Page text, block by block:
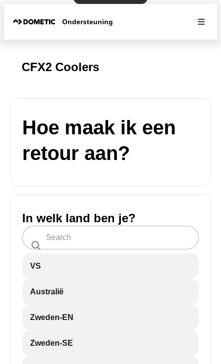
Ondersteuning
CFX2 Coolers
Hoe maak ik een
retour aan?
In welk land ben je?
VS
Australië
Zweden-EN
Zweden-SE